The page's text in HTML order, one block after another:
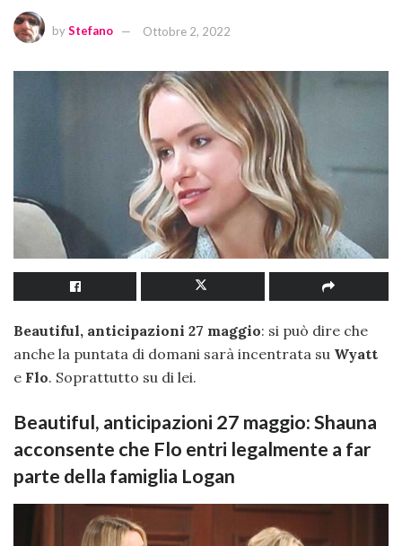
byStefano Ottobre 2, 2022
Beautiful, anticipazioni 27 maggio: si può dire che
anche la puntata di domani sarà incentrata su Wyatt
e Flo. Soprattutto su di lei.
Beautiful, anticipazioni 27 maggio: Shauna
acconsente che Flo entri legalmente a far
parte della famiglia Logan